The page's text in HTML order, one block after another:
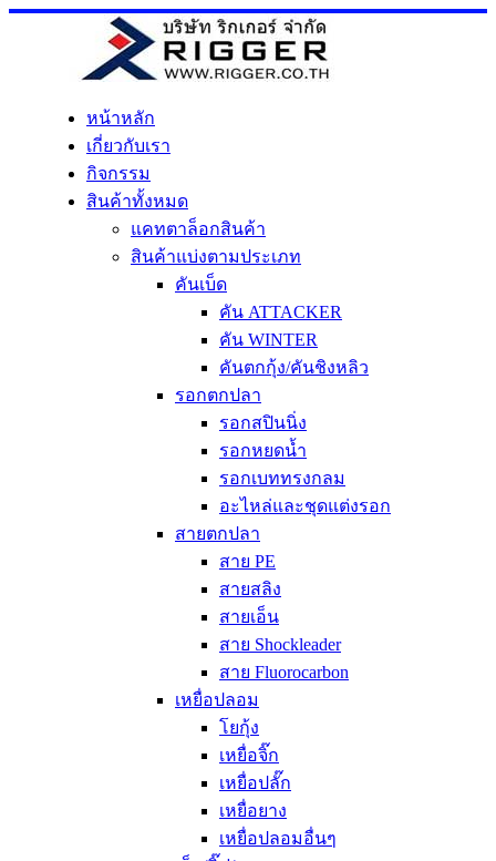
Skip
หน้าหลัก
เกี่ยวกับเรา
กิจกรรม
สินค้าทั้งหมด
แคทตาล็อกสินค้า
สินค้าแบ่งตามประเภท
คันเบ็ด
คัน ATTACKER
คัน WINTER
คันตกกุ้ง/คันชิงหลิว
รอกตกปลา
รอกสปินนิ่ง
รอกหยดน้ำ
รอกเบททรงกลม
อะไหล่และชุดแต่งรอก
สายตกปลา
สาย PE
สายสลิง
สายเอ็น
สาย Shockleader
สาย Fluorocarbon
เหยื่อปลอม
โยกุ้ง
เหยื่อจิ๊ก
เหยื่อปลั๊ก
เหยื่อยาง
เหยื่อปลอมอื่นๆ